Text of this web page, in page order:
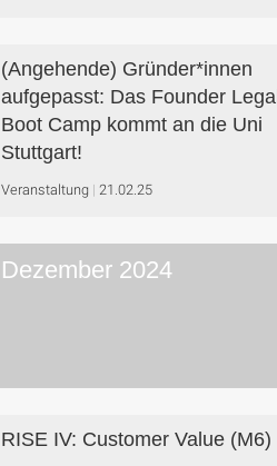
(Angehende) Gründer*innen
aufgepasst: Das Founder Legal
Boot Camp kommt an die Uni
Stuttgart!
Veranstaltung 21.02.25
Dezember 2024
RISE IV: Customer Value (M6)